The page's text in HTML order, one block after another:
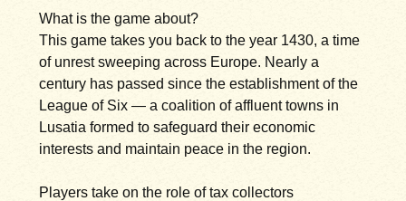
What is the game about?
This game takes you back to the year 1430, a time
of unrest sweeping across Europe. Nearly a
century has passed since the establishment of the
League of Six — a coalition of affluent towns in
Lusatia formed to safeguard their economic
interests and maintain peace in the region.
Players take on the role of tax collectors